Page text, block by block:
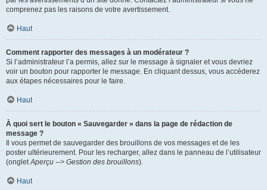
comprenez pas les raisons de votre avertissement.
Haut
Comment rapporter des messages à un modérateur ?
Si l’administrateur l’a permis, allez sur le message à signaler et vous devriez
voir un bouton pour rapporter le message. En cliquant dessus, vous accéderez
aux étapes nécessaires pour le faire.
Haut
À quoi sert le bouton « Sauvegarder » dans la page de rédaction de
message ?
Il vous permet de sauvegarder des brouillons de vos messages et de les
poster ultérieurement. Pour les recharger, allez dans le panneau de l’utilisateur
(ongletAperçu --> Gestion des brouillons).
Haut